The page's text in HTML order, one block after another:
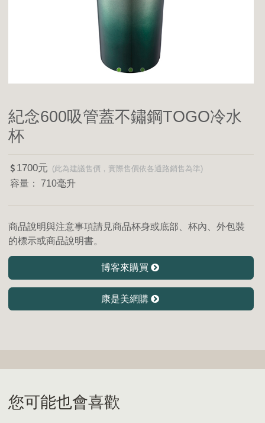
紀念600吸管蓋不鏽鋼TOGO冷水
杯
1700
710毫升
商品說明與注意事項請見商品杯身或底部、杯內、外包裝
的標示或商品說明書。
博客來購買
康是美網購
您可能也會喜歡